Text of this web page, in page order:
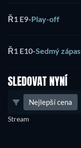
Ř1 E9-Play-off
Ř1 E10-Sedmý zápas
SLEDOVAT NYNÍ
Nejlepší cena
Stream